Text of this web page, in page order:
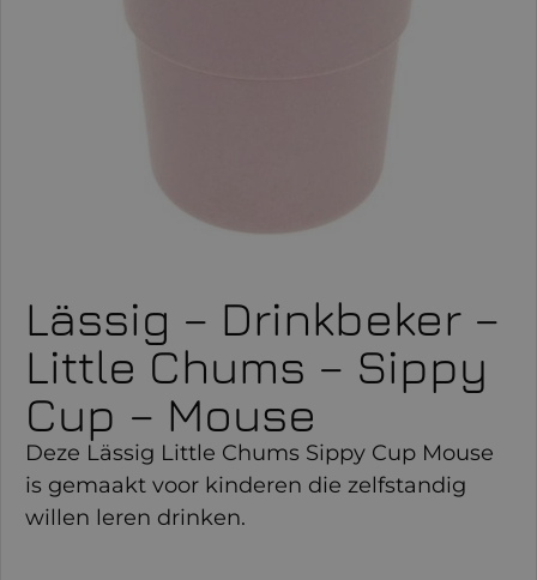
Lässig – Drinkbeker –
Little Chums – Sippy
Cup – Mouse
Deze Lässig Little Chums Sippy Cup Mouse
is gemaakt voor kinderen die zelfstandig
willen leren drinken.